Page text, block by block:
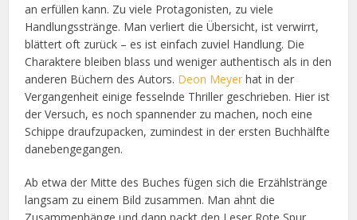
an erfüllen kann. Zu viele Protagonisten, zu viele
Handlungsstränge. Man verliert die Übersicht, ist verwirrt,
blättert oft zurück – es ist einfach zuviel Handlung. Die
Charaktere bleiben blass und weniger authentisch als in den
anderen Büchern des Autors. Deon Meyer hat in der
Vergangenheit einige fesselnde Thriller geschrieben. Hier ist
der Versuch, es noch spannender zu machen, noch eine
Schippe draufzupacken, zumindest in der ersten Buchhälfte
danebengegangen.
Ab etwa der Mitte des Buches fügen sich die Erzählstränge
langsam zu einem Bild zusammen. Man ahnt die
Zusammenhänge und dann packt den Leser Rote Spur